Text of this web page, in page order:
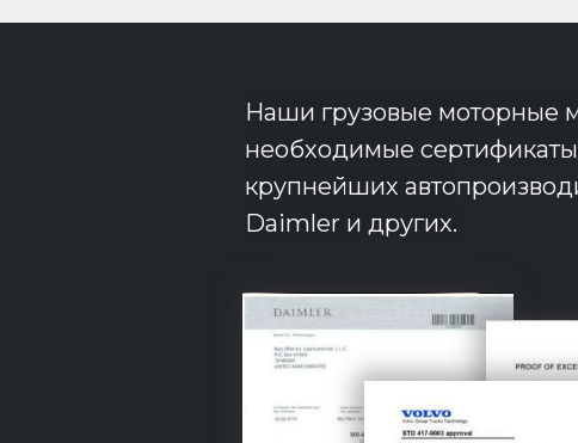
Наши грузовые моторные
необходимые
крупнейших авто
Daimler и других.